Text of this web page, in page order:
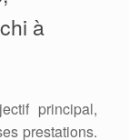
à
principal,
prestations.